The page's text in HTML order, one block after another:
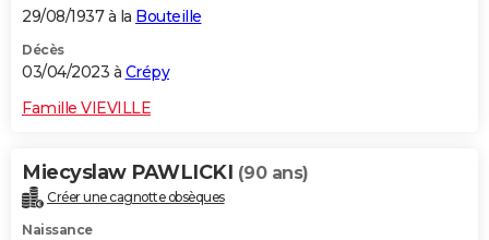
29/08/1937 à la Bouteille
Décès
03/04/2023 à Crépy
Famille VIEVILLE
Miecyslaw PAWLICKI (90 ans)
Créer une cagnotte obsèques
Naissance